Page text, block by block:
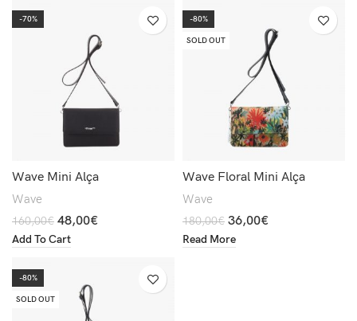
-70%
Wave Mini Alça
Wave
160,00€ 48,00€
Add To Cart
-80%
SOLD OUT
Wave Floral Mini Alça
Wave
180,00€ 36,00€
Read More
-80%
SOLD OUT